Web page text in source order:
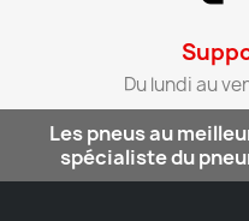
Du lundi au
Les pneus au
spécialiste du